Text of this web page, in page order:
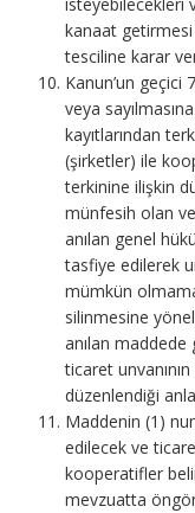
kanaat
tesciline karar
Kanun’un geçici
veya
kayıtlarından
(şirketler) ile
terkinine ilişkin
münfesih olan
anılan genel
tasfiye edilerek
mümkün
silinmesine
anılan
ticaret
düzenlendiği
Maddenin (1)
edilecek ve
kooperatifler
mevzuatta